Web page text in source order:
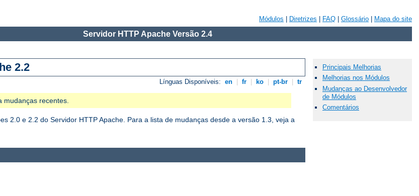
Módulos Diretrizes FAQ Glossário Mapa do site
Servidor HTTP Apache Versão 2.4
2.2
Línguas Disponíveis: en fr ko pt-br tr
mudanças recentes.
2.0 e 2.2 do Servidor HTTP Apache. Para a lista de mudanças desde a versão 1.3, veja a
Principais Melhorias
Melhorias nos Módulos
Mudanças ao Desenvolvedor
de Módulos
Comentários